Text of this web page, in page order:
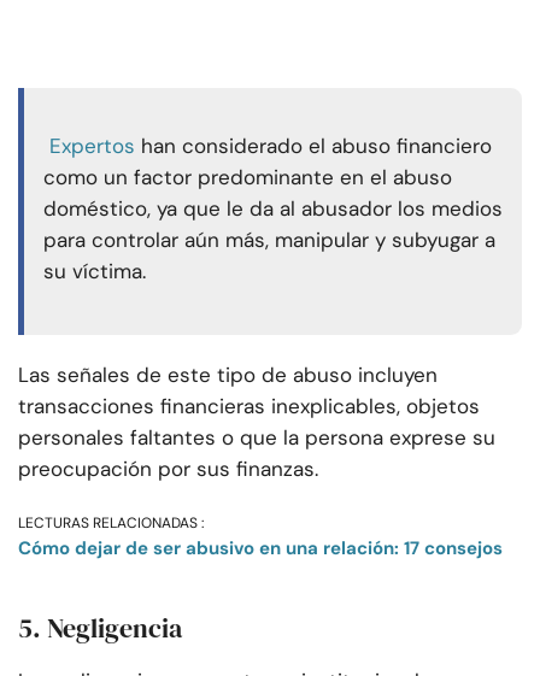
Expertos han considerado el abuso financiero
como un factor predominante en el abuso
doméstico, ya que le da al abusador los medios
para controlar aún más, manipular y subyugar a
su víctima.
Las señales de este tipo de abuso incluyen
transacciones financieras inexplicables, objetos
personales faltantes o que la persona exprese su
preocupación por sus finanzas.
LECTURAS RELACIONADAS :
Cómo dejar de ser abusivo en una relación: 17 consejos
5. Negligencia